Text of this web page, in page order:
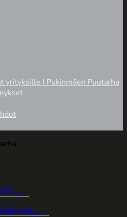
yrityksille | Pukinmäen Puutarha